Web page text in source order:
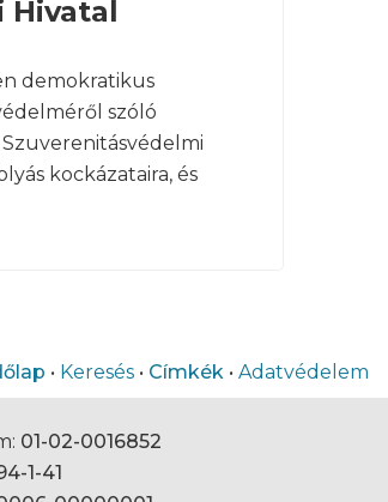
Hivatal
demokratikus
szóló
kockázataira, és
• Keresés • Címkék • Adatvédelem
01-02-0016852
1-41